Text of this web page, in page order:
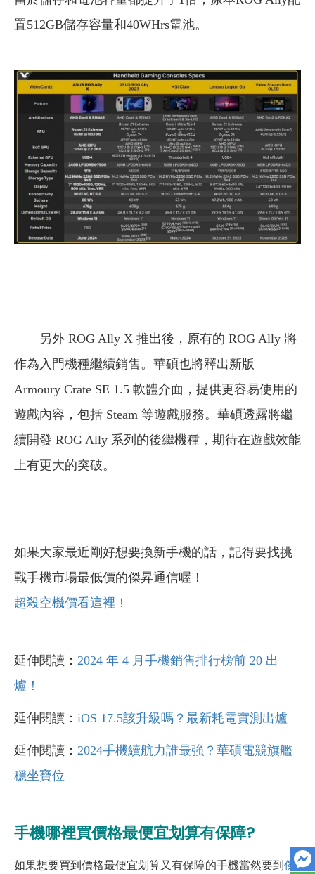
置512GB儲存容量和40WHrs電池。
另外 ROG Ally X 推出後，原有的 ROG Ally 將
作為入門機種繼續銷售。華碩也將釋出新版
Armoury Crate SE 1.5 軟體介面，提供更容易使用的
遊戲內容，包括 Steam 等遊戲服務。華碩透露將繼
續開發 ROG Ally 系列的後繼機種，期待在遊戲效能
上有更大的突破。
如果大家最近剛好想要換新手機的話，記得要找挑
戰手機市場最低價的傑昇通信喔！
超殺空機價看這裡！
延伸閱讀： 2024 年 4 月手機銷售排行榜前 20 出
爐！
延伸閱讀： iOS 17.5該升級嗎？最新耗電實測出爐
延伸閱讀： 2024手機續航力誰最強？華碩電競旗艦
穩坐寶位
手機哪裡買價格最便宜划算有保障?
如果想要買到價格最便宜划算又有保障的手機當然要到傑